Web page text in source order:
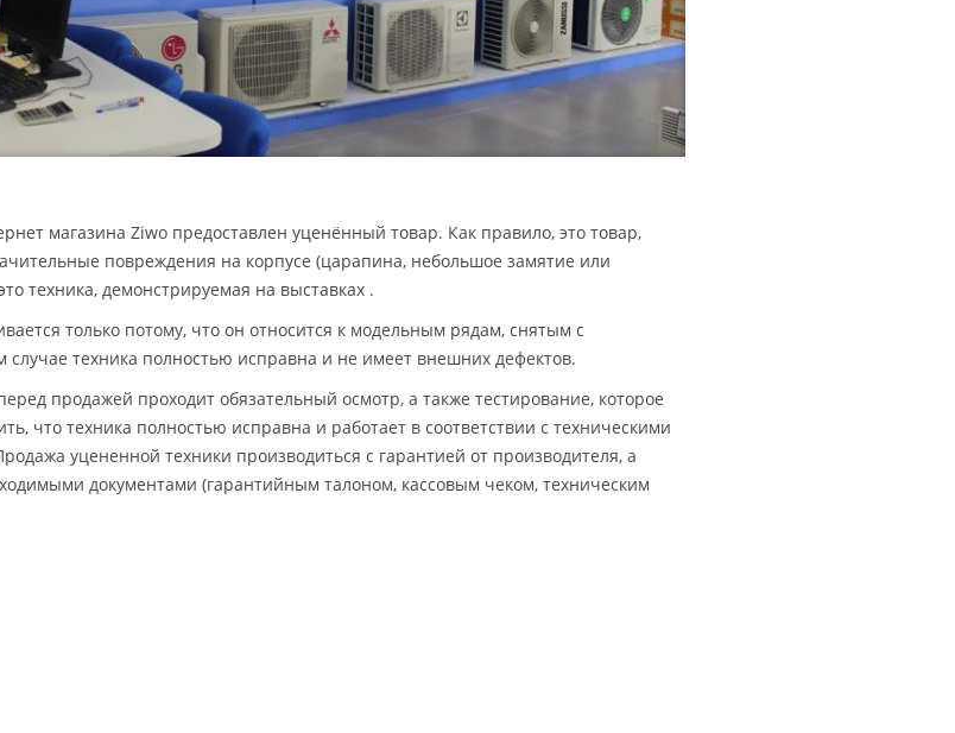
магазина Ziwo предоставлен уценённый товар. Как правило, это товар,
повреждения на корпусе (царапина, небольшое замятие или
техника, демонстрируемая на выставках .
только потому, что он относится к модельным рядам, снятым с
случае техника полностью исправна и не имеет внешних дефектов.
продажей проходит обязательный осмотр, а также тестирование, которое
что техника полностью исправна и работает в соответствии с техническими
уцененной техники производиться с гарантией от производителя, а
документами (гарантийным талоном, кассовым чеком, техническим